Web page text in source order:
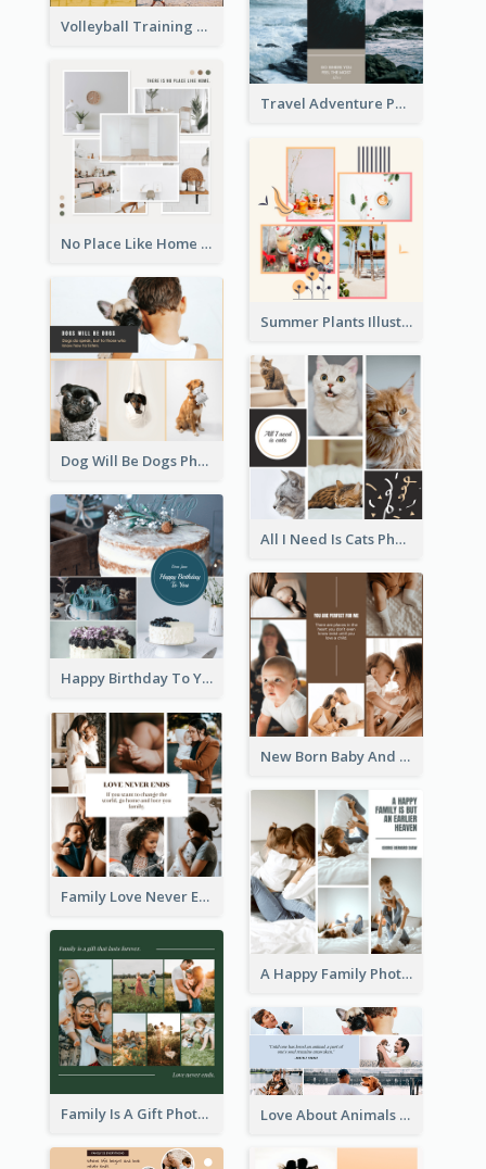
Volleyball Training Photo Collage
Travel Adventure Photo Collage
No Place Like Home Photo Collage
Summer Plants Illustration Photo Collage
Dog Will Be Dogs Photo Collage
All I Need Is Cats Photo Collage
Happy Birthday To You Cakes Photo Collage
New Born Baby And Family Photo Collage
Family Love Never Ends Photo Collage
A Happy Family Photo Collage
Family Is A Gift Photo Collage Love About Animals Photo Collage